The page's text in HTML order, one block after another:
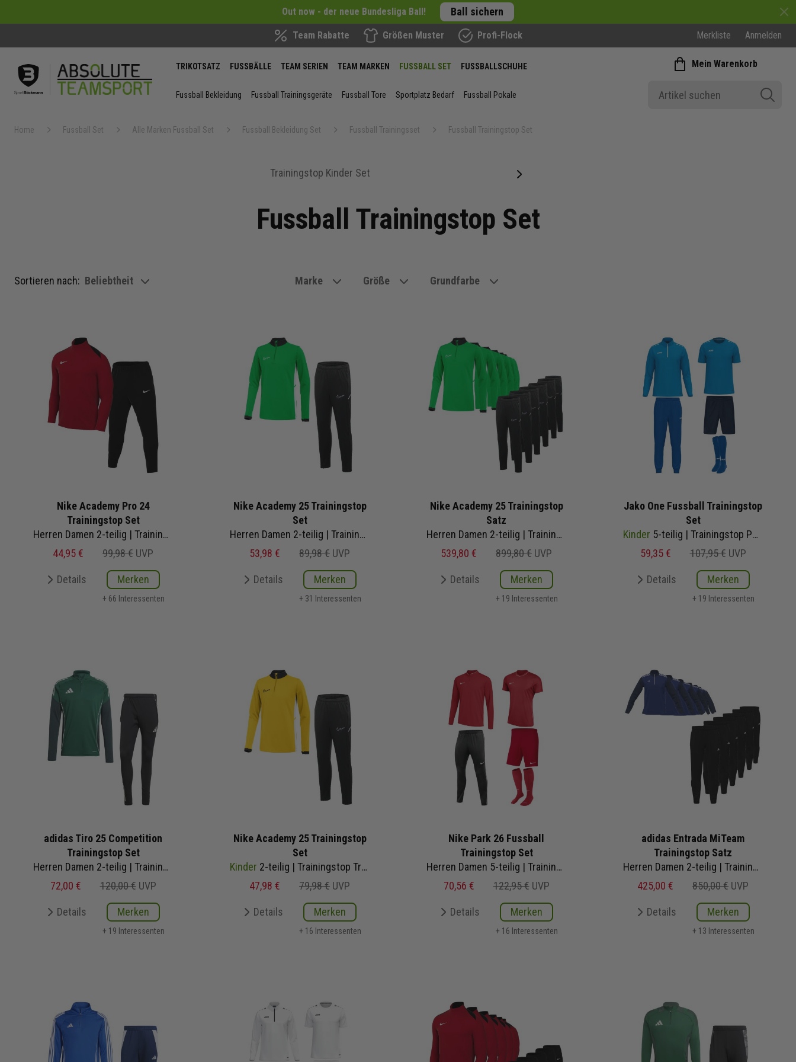
Out now - der neue Bundesliga Ball! Ball sichern
Team Rabatte Größen Muster Profi-Flock Merkliste Anmelden
TRIKOTSATZ FUSSBÄLLE TEAM SERIEN TEAM MARKEN FUSSBALL SET FUSSBALLSCHUHE
Fussball Bekleidung Fussball Trainingsgeräte Fussball Tore Sportplatz Bedarf Fussball Pokale
Mein Warenkorb
Home Fussball Set Alle Marken Fussball Set Fussball Bekleidung Set Fussball Trainingsset Fussball Trainingstop Set
Trainingstop Kinder Set
Fussball Trainingstop Set
Sortieren nach: show filteroptions
Beliebtheit Marke Größe Grundfarbe
Nike Academy Pro 24
Trainingstop Set
Herren Damen 2-teilig | Trainingstop Trainingshose
44,95 €
99,98 € UVP
Details Merken
+ 66 Interessenten
Nike Academy 25 Trainingstop
Set
Herren Damen 2-teilig | Trainingstop Trainingshose
53,98 €
89,98 € UVP
Details Merken
+ 31 Interessenten
Nike Academy 25 Trainingstop
Satz
Herren Damen 2-teilig | Trainingstop Trainingshose
539,80 €
899,80 € UVP
Details Merken
+ 19 Interessenten
Jako One Fussball Trainingstop
Set
Kinder 5-teilig | Trainingstop Polyesterhose T-Shirt Short Sockenstutzen | Fußball Komplettset
59,35 €
107,95 € UVP
Details Merken
+ 19 Interessenten
adidas Tiro 25 Competition
Trainingstop Set
Herren Damen 2-teilig | Trainingstop Trainingshose
72,00 €
120,00 € UVP
Details Merken
+ 19 Interessenten
Nike Academy 25 Trainingstop
Set
Kinder 2-teilig | Trainingstop Trainingshose
47,98 €
79,98 € UVP
Details Merken
+ 16 Interessenten
Nike Park 26 Fussball
Trainingstop Set
Herren Damen 5-teilig | Trainingstop Trainingshose Trainingsshirt Short Fussballsocken | Fußball Komplettset
70,56 €
122,95 € UVP
Details Merken
+ 16 Interessenten
adidas Entrada MiTeam
Trainingstop Satz
Herren Damen 2-teilig | Trainingstop Trainingshose
425,00 €
850,00 € UVP
Details Merken
+ 13 Interessenten